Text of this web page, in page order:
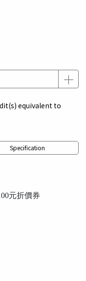
equivalent to
Specification
元折價券